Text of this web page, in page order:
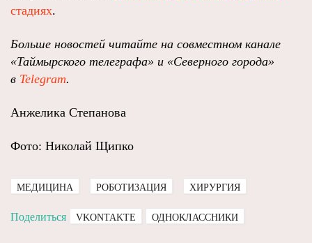
стадиях.
Больше новостей читайте на совместном канале
«Таймырского телеграфа» и «Северного города»
в Telegram.
Анжелика Степанова
Фото: Николай Щипко
МЕДИЦИНА РОБОТИЗАЦИЯ ХИРУРГИЯ
Поделиться VKONTAKTE ОДНОКЛАССНИКИ